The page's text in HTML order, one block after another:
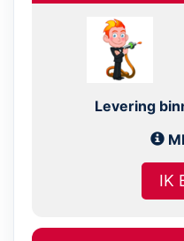
Levering
IK